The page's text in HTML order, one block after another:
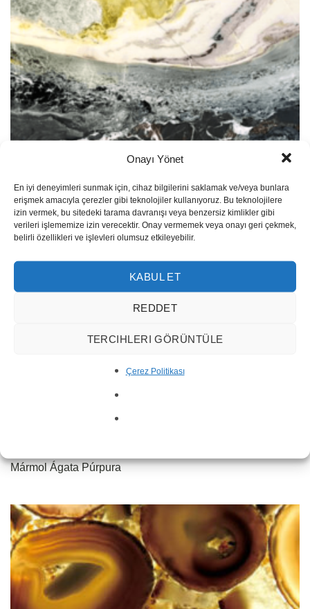
Onayı Yönet
En iyi deneyimleri sunmak için, cihaz bilgilerini saklamak ve/veya bunlara
erişmek amacıyla çerezler gibi teknolojiler kullanıyoruz. Bu teknolojilere
izin vermek, bu sitedeki tarama davranışı veya benzersiz kimlikler gibi
verileri işlememize izin verecektir. Onay vermemek veya onayı geri çekmek,
belirli özellikleri ve işlevleri olumsuz etkileyebilir.
KABUL ET
REDDET
TERCIHLERI GÖRÜNTÜLE
Çerez Politikası
Mármol Ágata Púrpura